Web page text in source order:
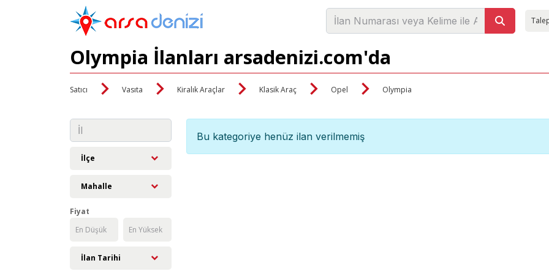
Olympia İlanları arsadenizi.com'da
Satıcı Vasıta Kiralık Araçlar Klasik Araç Opel Olympia
İlçe
Mahalle
Fiyat
İlan Tarihi
Bu kategoriye henüz ilan verilmemiş